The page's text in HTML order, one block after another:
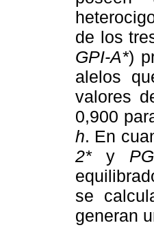
de los
GPI-A*)
alelos
valores
0,900
h. En
2*y
se
generan